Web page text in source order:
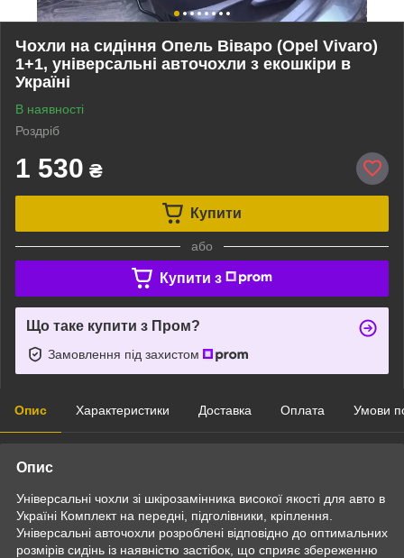
Чохли на сидіння Опель Віваро (Opel Vivaro)
1+1, універсальні авточохли з екошкіри в
Україні
В наявності
Роздріб
1 530 ₴
Купити
або
Купити з
Що таке купити з Пром?
Замовлення під захистом
Опис Характеристики Доставка Оплата Умови
Опис
Універсальні чохли зі шкірозамінника високої якості для авто в
Україні Комплект на передні, підголівники, кріплення.
Універсальні авточохли розроблені відповідно до оптимальних
розмірів сидінь із наявністю застібок, що сприяє збереженню